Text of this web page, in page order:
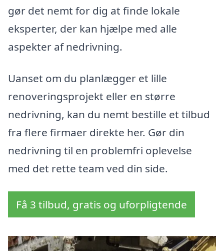
gør det nemt for dig at finde lokale
eksperter, der kan hjælpe med alle
aspekter af nedrivning.
Uanset om du planlægger et lille
renoveringsprojekt eller en større
nedrivning, kan du nemt bestille et tilbud
fra flere firmaer direkte her. Gør din
nedrivning til en problemfri oplevelse
med det rette team ved din side.
Få 3 tilbud, gratis og uforpligtende